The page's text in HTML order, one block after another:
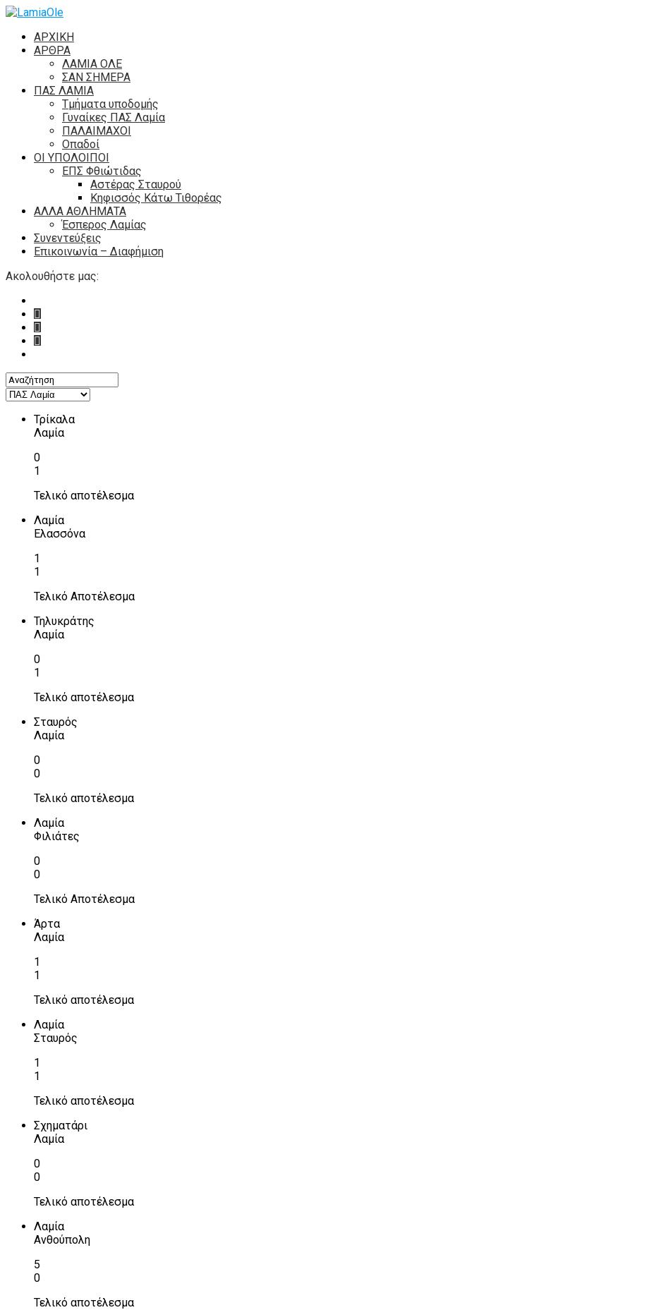
ΑΡΧΙΚΗ
ΑΡΘΡΑ
ΛΑΜΙΑ ΟΛΕ
ΣΑΝ ΣΗΜΕΡΑ
ΠΑΣ ΛΑΜΙΑ
Τμήματα υποδομής
Γυναίκες ΠΑΣ Λαμία
ΠΑΛΑΙΜΑΧΟΙ
Οπαδοί
ΟΙ ΥΠΟΛΟΙΠΟΙ
ΕΠΣ Φθιώτιδας
Αστέρας Σταυρού
Κηφισσός Κάτω Τιθορέας
ΑΛΛΑ ΑΘΛΗΜΑΤΑ
Έσπερος Λαμίας
Συνεντεύξεις
Επικοινωνία – Διαφήμιση
Ακολουθήστε μας:
Τρίκαλα
Λαμία
0
1
Τελικό αποτέλεσμα
Λαμία
Ελασσόνα
1
1
Τελικό Αποτέλεσμα
Τηλυκράτης
Λαμία
0
1
Τελικό αποτέλεσμα
Σταυρός
Λαμία
0
0
Τελικό αποτέλεσμα
Λαμία
Φιλιάτες
0
0
Τελικό Αποτέλεσμα
Άρτα
Λαμία
1
1
Τελικό αποτέλεσμα
Λαμία
Σταυρός
1
1
Τελικό αποτέλεσμα
Σχηματάρι
Λαμία
0
0
Τελικό αποτέλεσμα
Λαμία
Ανθούπολη
5
0
Τελικό αποτέλεσμα